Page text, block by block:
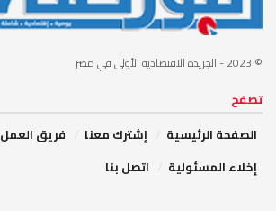
© 2023 - الجريدة الاقتصادية الأولى في مصر
تصفح
الصفحة الرئيسية
إشترك معنا
فريق العمل
إخلاء المسئولية
اتصل بنا